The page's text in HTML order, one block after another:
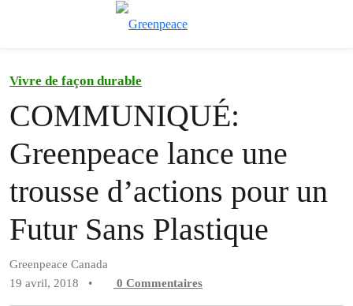
Vivre de façon durable
COMMUNIQUÉ:
Greenpeace lance une
trousse d’actions pour un
Futur Sans Plastique
Greenpeace Canada
19 avril, 2018
• 0 Commentaires